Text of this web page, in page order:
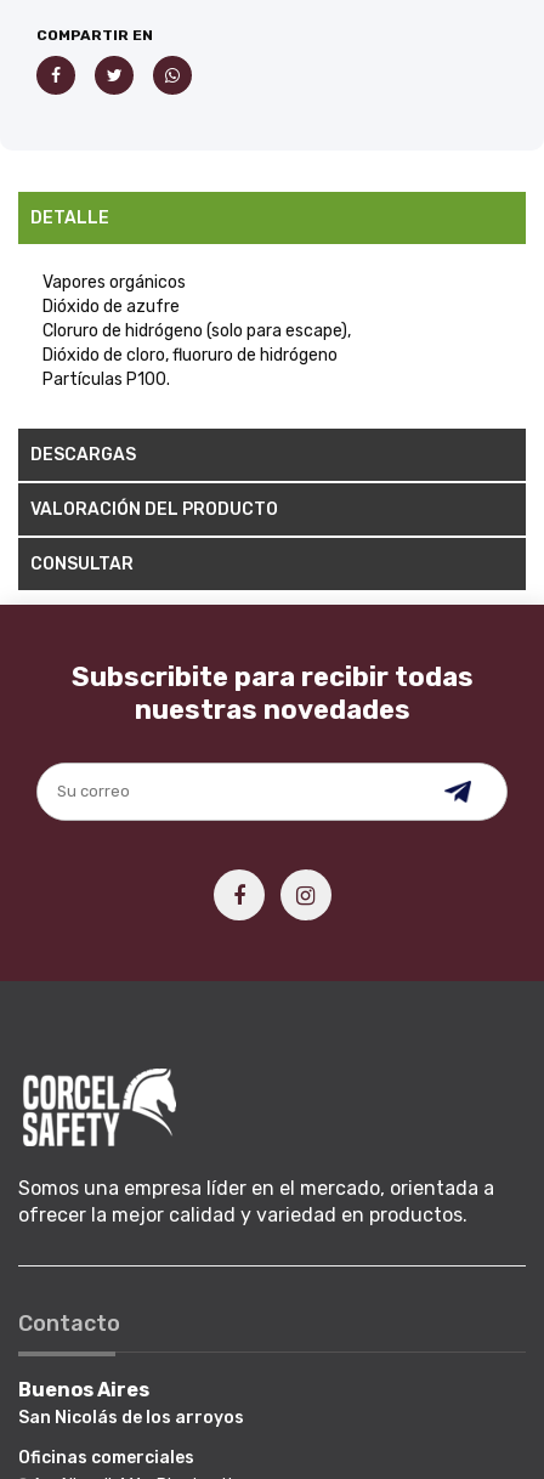
COMPARTIR EN
DETALLE
Vapores orgánicos
Dióxido de azufre
Cloruro de hidrógeno (solo para escape),
Dióxido de cloro, fluoruro de hidrógeno
Partículas P100.
DESCARGAS
VALORACIÓN DEL PRODUCTO
CONSULTAR
Subscribite para recibir todas
nuestras novedades
Somos una empresa líder en el mercado, orientada a
ofrecer la mejor calidad y variedad en productos.
Contacto
Buenos Aires
San Nicolás de los arroyos
Oficinas comerciales